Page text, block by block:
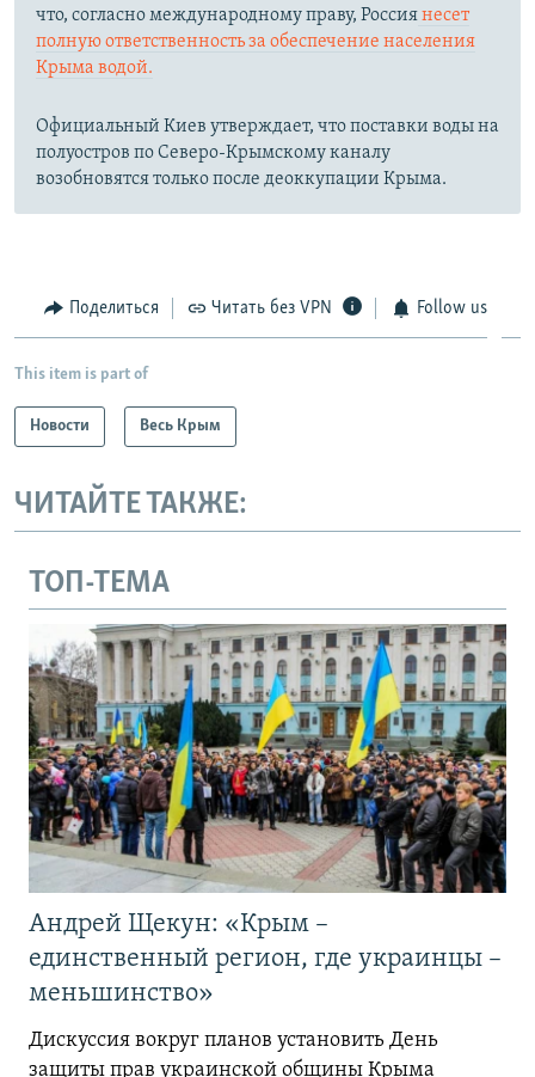
что, согласно международному праву, Россиянесет
полную ответственность за обеспечение населения
Крыма водой.
Официальный Киев утверждает, что поставки воды на
полуостров по Северо-Крымскому каналу
возобновятся только после деоккупации Крыма.
Поделиться Читать без VPN Follow us
This item is part of
Новости Весь Крым
ЧИТАЙТЕ ТАКЖЕ:
ТОП-ТЕМА
Андрей Щекун: «Крым –
единственный регион, где украинцы –
меньшинство»
Дискуссия вокруг планов установить День
защиты прав украинской общины Крыма